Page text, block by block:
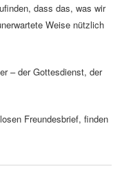
dass das, was wir
Weise nützlich
– der Gottesdienst, der
Freundesbrief, finden